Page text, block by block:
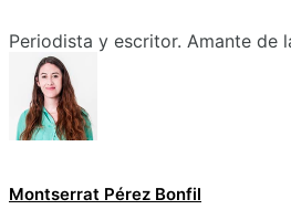
Periodista y escritor. Amante de
Montserrat Pérez Bonfil